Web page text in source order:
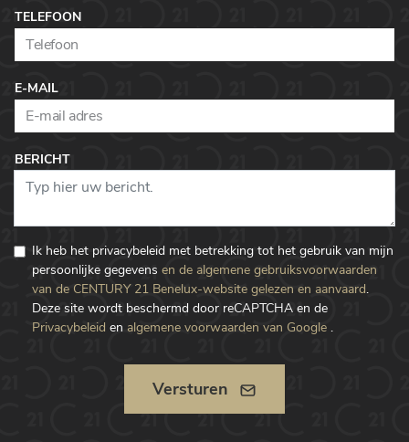
TELEFOON
E-MAIL
BERICHT
Ik heb het privacybeleid met betrekking tot het gebruik van mijn
persoonlijke gegevens en de algemene gebruiksvoorwaarden
van de CENTURY 21 Benelux-website gelezen en aanvaard.
Deze site wordt beschermd door reCAPTCHA en de
Privacybeleid en algemene voorwaarden van Google .
Versturen